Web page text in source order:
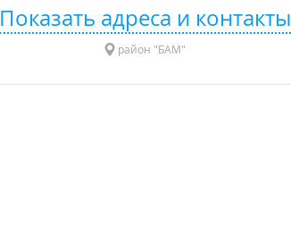
Показать адреса и контакты
район "БАМ"